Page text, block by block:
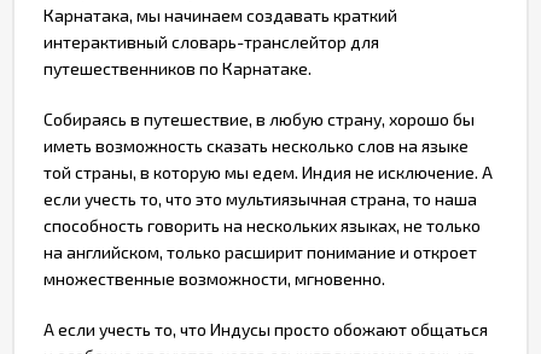
Карнатака, мы начинаем создавать краткий
интерактивный словарь-транслейтор для
путешественников по Карнатаке.
Собираясь в путешествие, в любую страну, хорошо бы
иметь возможность сказать несколько слов на языке
той страны, в которую мы едем. Индия не исключение. А
если учесть то, что это мультиязычная страна, то наша
способность говорить на нескольких языках, не только
на английском, только расширит понимание и откроет
множественные возможности, мгновенно.
А если учесть то, что Индусы просто обожают общаться